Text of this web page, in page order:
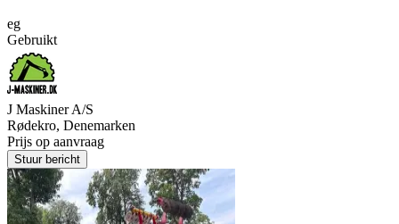
eg
Gebruikt
J Maskiner A/S
Rødekro, Denemarken
Prijs op aanvraag
Stuur bericht